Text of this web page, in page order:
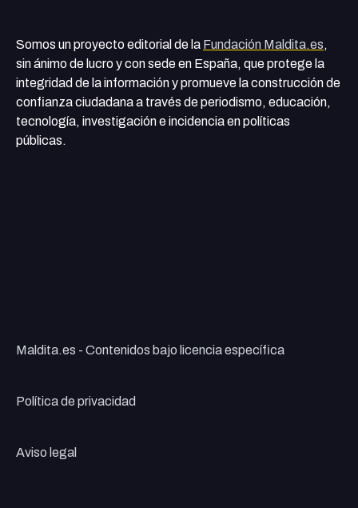
Somos un proyecto editorial de la Fundación Maldita.es,
sin ánimo de lucro y con sede en España, que protege la
integridad de la información y promueve la construcción de
confianza ciudadana a través de periodismo, educación,
tecnología, investigación e incidencia en políticas
públicas.
Maldita.es - Contenidos bajo licencia específica
Política de privacidad
Aviso legal